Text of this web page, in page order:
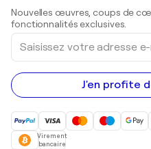
Peintures acryliques
Nouvelles œuvres, coups de
fonctionnalités exclusives.
Saisissez
votre
adresse
e-
mail
J'en profite
Virement
bancaire